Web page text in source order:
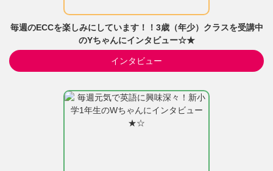
毎週のECCを楽しみにしています！！3歳（年少）クラスを受講中
のYちゃんにインタビュー☆★
インタビュー